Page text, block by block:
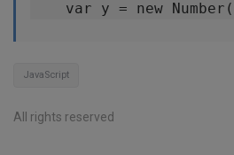
var y = new
JavaScript
All rights reserved